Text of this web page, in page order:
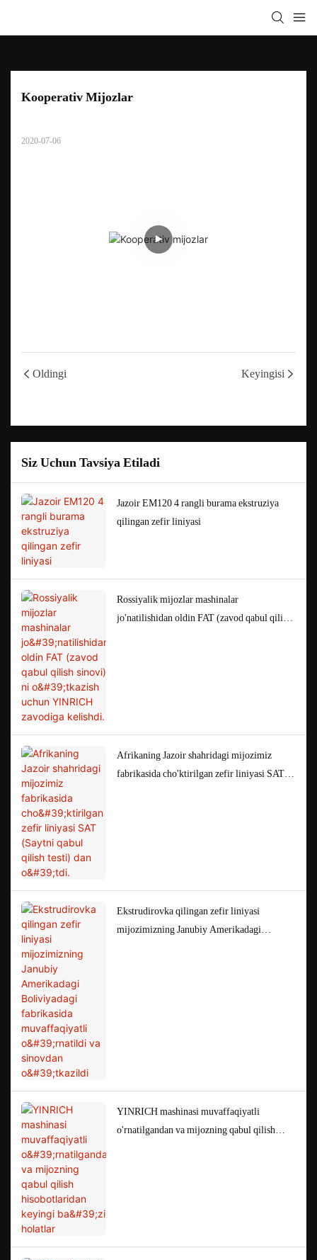
Kooperativ Mijozlar
2020-07-06
Oldingi Keyingisi
Siz Uchun Tavsiya Etiladi
Jazoir EM120 4 rangli burama ekstruziya
qilingan zefir liniyasi
Rossiyalik mijozlar mashinalar
jo'natilishidan oldin FAT (zavod qabul qilish
Afrikaning Jazoir shahridagi mijozimiz
fabrikasida cho'ktirilgan zefir liniyasi SAT
Ekstrudirovka qilingan zefir liniyasi
mijozimizning Janubiy Amerikadagi
YINRICH mashinasi muvaffaqiyatli
o'rnatilgandan va mijozning qabul qilish